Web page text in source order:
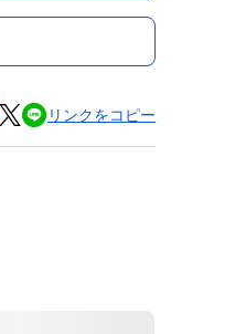
リンクをコピー